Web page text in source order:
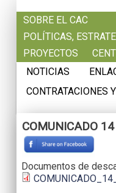
SOBRE EL CAC
POLÍTICAS,
PROYECTOS
NOTICIAS
CONTRATACIONES
COMUNICADO
Documentos de